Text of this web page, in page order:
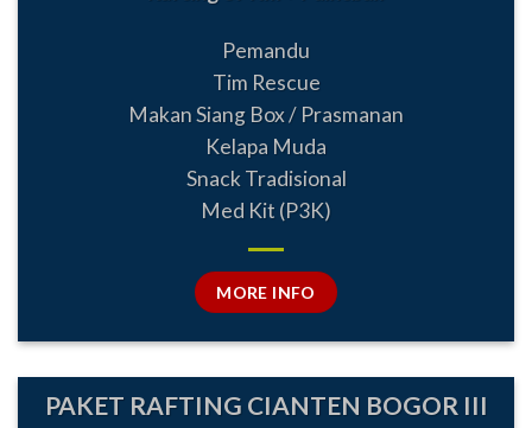
Pemandu
Tim Rescue
Makan Siang Box / Prasmanan
Kelapa Muda
Snack Tradisional
Med Kit (P3K)
MORE INFO
PAKET RAFTING CIANTEN BOGOR III